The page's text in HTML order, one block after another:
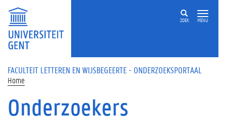
Overslaan en naar de inhoud gaan
ZOEK MENU
FACULTEIT LETTEREN EN WIJSBEGEERTE - ONDERZOEKSPORTAAL
Home
Onderzoekers